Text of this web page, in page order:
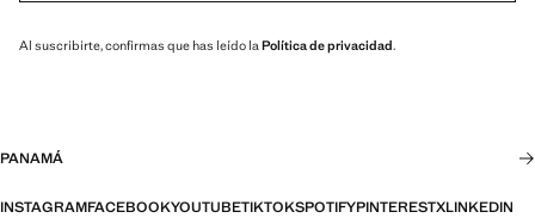
Al suscribirte, confirmas que has leído la Política de privacidad.
PANAMÁ
INSTAGRAMFACEBOOKYOUTUBETIKTOKSPOTIFYPINTERESTXLINKEDIN